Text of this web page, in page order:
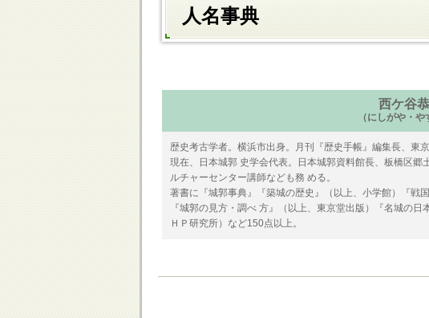
人名事典
西ケ谷
（にしがや・や
歴史考古学者。横浜市出身。月刊『歴史手帳』編集長、東
現在、日本城郭 史学会代表。日本城郭資料館長、板橋区郷
ルチャーセンター講師なども務 める。
著書に『城郭事典』『築城の歴史』（以上、小学館）『戦
『城郭の見方・調べ 方』（以上、東京堂出版）『名城の
ＨＰ研究所）など150点以上。